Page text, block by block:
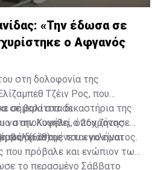
«Την έδωσα σε
ο Αφγανός
στη δολοφονία της
Τζέιν Ρος, που
σε βαλίτσα σε
στην Κυψέλη, ο 26χρονος
ως δράστης του εγκλήματος.
σήμερα στα δικαστήρια της
να απολογηθεί, όπου ζήτησε
(6/8).
αναμένεται να είναι
που πρόβαλε και ενώπιον των
το περασμένο Σάββατο